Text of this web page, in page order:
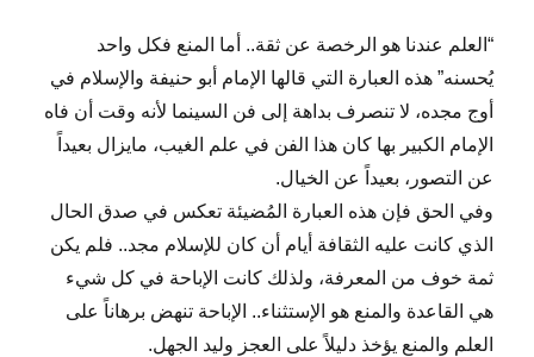
“العلم عندنا هو الرخصة عن ثقة.. أما المنع فكل واحد
يُحسنه” هذه العبارة التي قالها الإمام أبو حنيفة والإسلام في
أوج مجده، لا تنصرف بداهة إلى فن السينما لأنه وقت أن فاه
الإمام الكبير بها كان هذا الفن في علم الغيب، مايزال بعيداً
عن التصور، بعيداً عن الخيال.
وفي الحق فإن هذه العبارة المُضيئة تعكس في صدق الحال
الذي كانت عليه الثقافة أيام أن كان للإسلام مجد.. فلم يكن
ثمة خوف من المعرفة، ولذلك كانت الإباحة في كل شيء
هي القاعدة والمنع هو الإستثناء.. الإباحة تنهض برهاناً على
العلم والمنع يؤخذ دليلاً على العجز وليد الجهل.